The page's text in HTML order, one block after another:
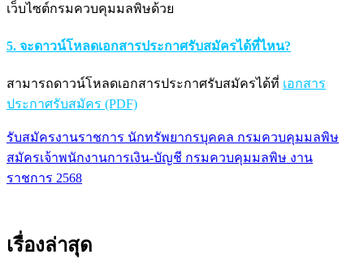
เว็บไซต์กรมควบคุมมลพิษด้วย
5. จะดาวน์โหลดเอกสารประกาศรับสมัครได้ที่ไหน?
สามารถดาวน์โหลดเอกสารประกาศรับสมัครได้ที่ เอกสาร
ประกาศรับสมัคร (PDF)
แนะแนว
เรื่อง
รับสมัครงานราชการ นักทรัพยากรบุคคล กรมควบคุมมลพิษ
สมัครเจ้าพนักงานการเงิน-บัญชี กรมควบคุมมลพิษ งาน
ราชการ 2568
เรื่องล่าสุด